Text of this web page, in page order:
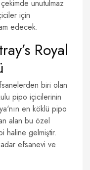
unutulmaz
için
edecek.
Royal
biri olan
pipo içicilerinin
en köklü pipo
alan bu özel
haline gelmiştir.
efsanevi ve